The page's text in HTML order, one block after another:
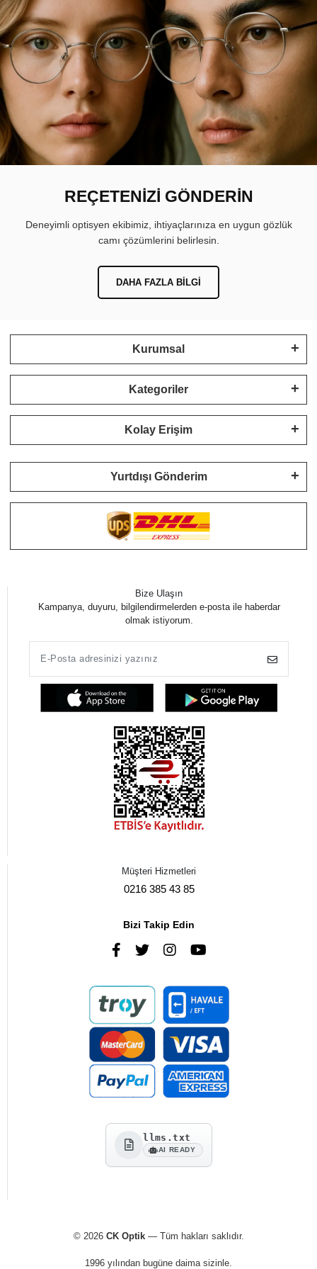
REÇETENİZİ GÖNDERİN
Deneyimli optisyen ekibimiz, ihtiyaçlarınıza en uygun gözlük
camı çözümlerini belirlesin.
DAHA FAZLA BILGI
Kurumsal
Kategoriler
Kolay Erişim
Yurtdışı Gönderim
Bize Ulaşın
Kampanya, duyuru, bilgilendirmelerden e-posta ile haberdar
olmak istiyorum.
Müşteri Hizmetleri
0216 385 43 85
Bizi Takip Edin
llms.txt
AI READY
© 2026 CK Optik— Tüm hakları saklıdır.
1996 yılından bugüne daima sizinle.